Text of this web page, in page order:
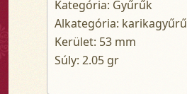
Kategória: Gyűrűk
Alkategória: karikagyűrű
Kerület: 53 mm
Súly: 2.05 gr